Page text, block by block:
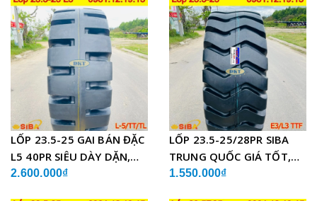
LỐP 23.5-25 GAI BÁN ĐẶC
L5 40PR SIÊU DÀY DẶN,
CHẤT LƯỢNG
2.600.000₫
LỐP 23.5-25/28PR SIBA
TRUNG QUỐC GIÁ TỐT,
SIÊU BỀN
1.550.000₫